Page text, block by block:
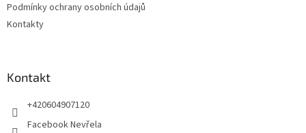
Podmínky ochrany osobních údajů
Kontakty
Kontakt
+420604907120
Facebook Nevřela